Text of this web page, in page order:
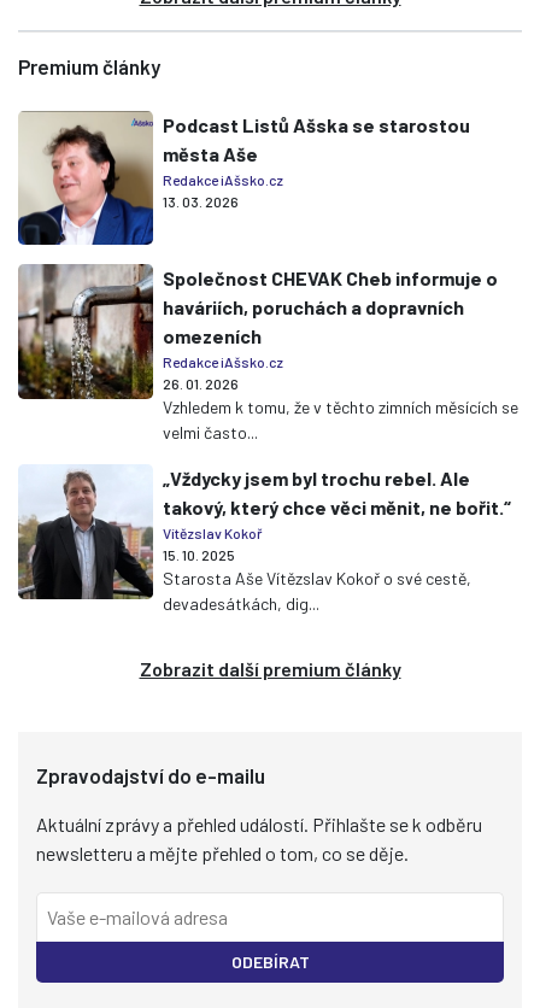
Premium články
Podcast Listů Ašska se starostou
města Aše
Redakce iAšsko.cz
13. 03. 2026
Společnost CHEVAK Cheb informuje o
haváriích, poruchách a dopravních
omezeních
Redakce iAšsko.cz
26. 01. 2026
Vzhledem k tomu, že v těchto zimních měsících se
velmi často...
„Vždycky jsem byl trochu rebel. Ale
takový, který chce věci měnit, ne bořit.“
Vítězslav Kokoř
15. 10. 2025
Starosta Aše Vítězslav Kokoř o své cestě,
devadesátkách, dig...
Zobrazit další premium články
Zpravodajství do e-mailu
Aktuální zprávy a přehled událostí. Přihlašte se k odběru
newsletteru a mějte přehled o tom, co se děje.
ODEBÍRAT